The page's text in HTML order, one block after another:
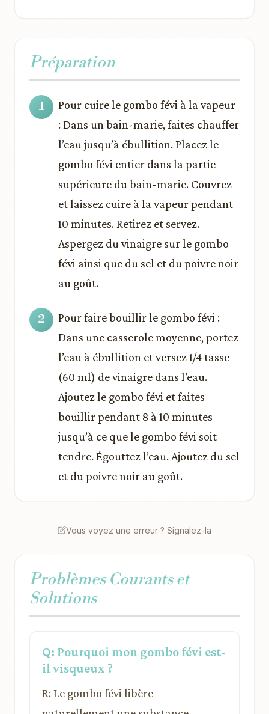
Préparation
Pour cuire le gombo févi à la vapeur
: Dans un bain-marie, faites chauffer
l’eau jusqu’à ébullition. Placez le
gombo févi entier dans la partie
supérieure du bain-marie. Couvrez
et laissez cuire à la vapeur pendant
10 minutes. Retirez et servez.
Aspergez du vinaigre sur le gombo
févi ainsi que du sel et du poivre noir
au goût.
Pour faire bouillir le gombo févi :
Dans une casserole moyenne, portez
l’eau à ébullition et versez 1/4 tasse
(60 ml) de vinaigre dans l’eau.
Ajoutez le gombo févi et faites
bouillir pendant 8 à 10 minutes
jusqu’à ce que le gombo févi soit
tendre. Égouttez l’eau. Ajoutez du sel
et du poivre noir au goût.
Vous voyez une erreur ? Signalez-la
Problèmes Courants et
Solutions
Q: Pourquoi mon gombo févi est-
il visqueux ?
R: Le gombo févi libère